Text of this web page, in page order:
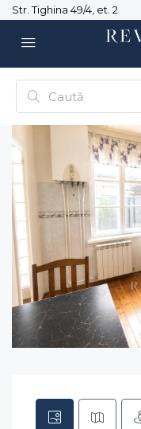
Str. Tighina 49/4, et. 2